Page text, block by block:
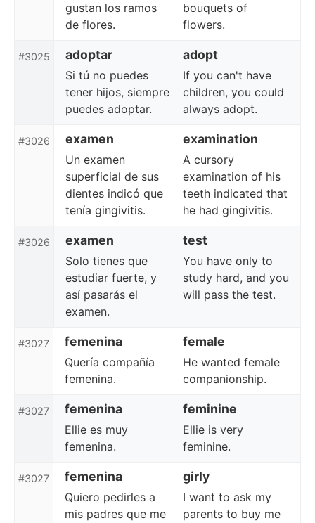
gustan los ramos
de flores.
bouquets of
flowers.
#3025 adoptar adopt
Si tú no puedes
tener hijos, siempre
puedes adoptar.
If you can't have
children, you could
always adopt.
#3026 examen examination
Un examen
superficial de sus
dientes indicó que
tenía gingivitis.
A cursory
examination of his
teeth indicated that
he had gingivitis.
#3026 examen test
Solo tienes que
estudiar fuerte, y
así pasarás el
examen.
You have only to
study hard, and you
will pass the test.
#3027 femenina female
Quería compañía
femenina.
He wanted female
companionship.
#3027 femenina feminine
Ellie es muy
femenina.
Ellie is very
feminine.
#3027 femenina girly
Quiero pedirles a
mis padres que me
I want to ask my
parents to buy me